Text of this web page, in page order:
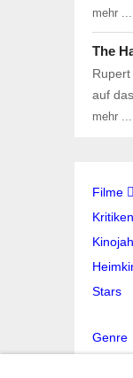
mehr ...
The
auf
mehr ...
Filme
Kritiken
Stars
Genre